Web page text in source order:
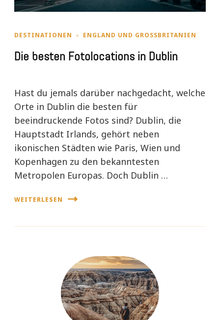
DESTINATIONEN ENGLAND UND GROSSBRITANIEN
Die besten Fotolocations in Dublin
Hast du jemals darüber nachgedacht, welche
Orte in Dublin die besten für
beeindruckende Fotos sind? Dublin, die
Hauptstadt Irlands, gehört neben
ikonischen Städten wie Paris, Wien und
Kopenhagen zu den bekanntesten
Metropolen Europas. Doch Dublin …
WEITERLESEN